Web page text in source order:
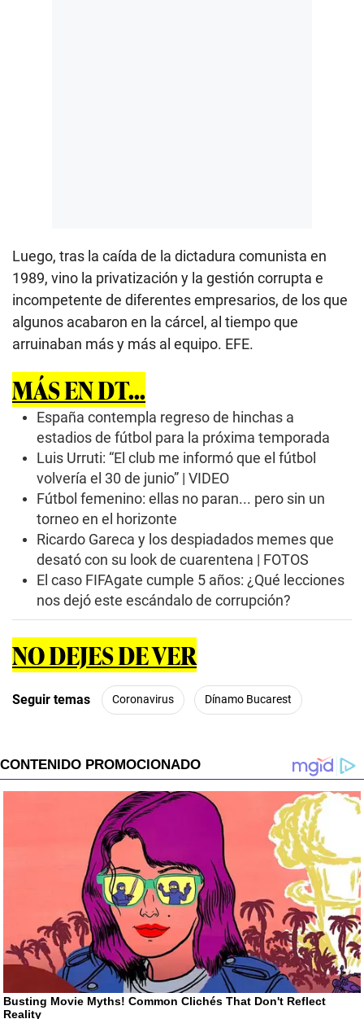
Luego, tras la caída de la dictadura comunista en
1989, vino la privatización y la gestión corrupta e
incompetente de diferentes empresarios, de los que
algunos acabaron en la cárcel, al tiempo que
arruinaban más y más al equipo. EFE.
MÁS EN DT...
España contempla regreso de hinchas a
estadios de fútbol para la próxima temporada
Luis Urruti: “El club me informó que el fútbol
volvería el 30 de junio” | VIDEO
Fútbol femenino: ellas no paran... pero sin un
torneo en el horizonte
Ricardo Gareca y los despiadados memes que
desató con su look de cuarentena | FOTOS
El caso FIFAgate cumple 5 años: ¿Qué lecciones
nos dejó este escándalo de corrupción?
NO DEJES DE VER
Seguir temas Coronavirus Dínamo Bucarest